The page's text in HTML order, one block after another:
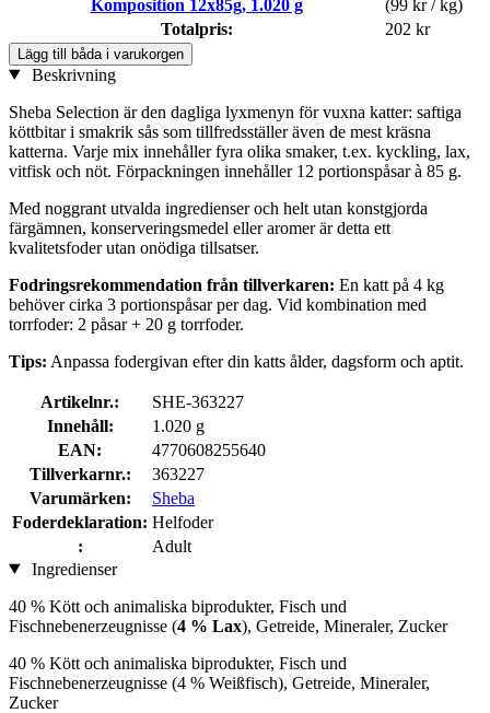
Komposition 12x85g, 1.020 g
(99 kr / kg)
Totalpris:
202 kr
Lägg till båda i varukorgen
Beskrivning
Sheba Selection är den dagliga lyxmenyn för vuxna katter: saftiga
köttbitar i smakrik sås som tillfredsställer även de mest kräsna
katterna. Varje mix innehåller fyra olika smaker, t.ex. kyckling, lax,
vitfisk och nöt. Förpackningen innehåller 12 portionspåsar à 85 g.
Med noggrant utvalda ingredienser och helt utan konstgjorda
färgämnen, konserveringsmedel eller aromer är detta ett
kvalitetsfoder utan onödiga tillsatser.
Fodringsrekommendation från tillverkaren: En katt på 4 kg
behöver cirka 3 portionspåsar per dag. Vid kombination med
torrfoder: 2 påsar + 20 g torrfoder.
Tips: Anpassa fodergivan efter din katts ålder, dagsform och aptit.
Artikelnr.:
SHE-363227
Innehåll:
1.020 g
EAN:
4770608255640
Tillverkarnr.:
363227
Varumärken:
Sheba
Foderdeklaration: Helfoder
:
Adult
Ingredienser
40 % Kött och animaliska biprodukter, Fisch und
Fischnebenerzeugnisse (4 % Lax), Getreide, Mineraler, Zucker
40 % Kött och animaliska biprodukter, Fisch und
Fischnebenerzeugnisse (4 % Weißfisch), Getreide, Mineraler,
Zucker